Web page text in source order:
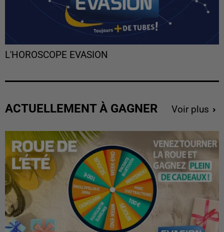
L'HOROSCOPE EVASION
ACTUELLEMENT À GAGNER Voir plus